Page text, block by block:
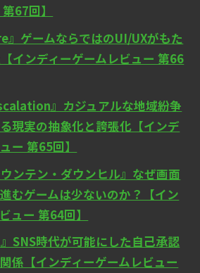
67回】
』ゲームならではのUI/UXがもた
インディーゲームレビュー 第66
』カジュアルな地域紛争
現実の抽象化と誇張化【インデ
ー 第65回】
ウンテン・ダウンヒル』なぜ画面
むゲームは少ないのか？【イン
ュー 第64回】
』SNS時代が可能にした自己承認
係【インディーゲームレビュー